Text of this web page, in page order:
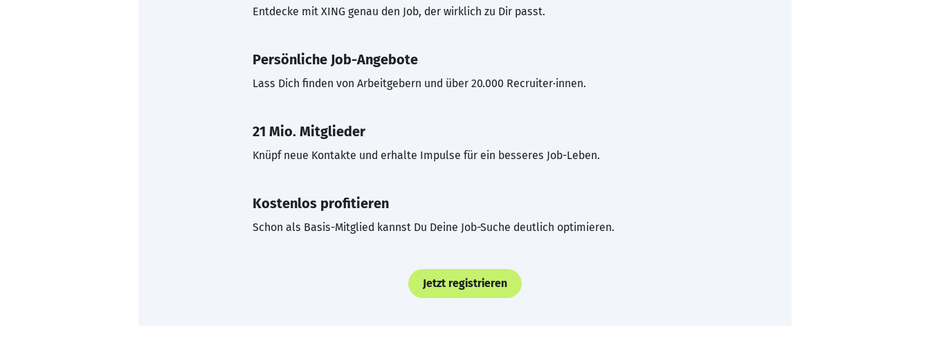
Entdecke mit XING genau den Job, der wirklich zu Dir passt.
Persönliche Job-Angebote
Lass Dich finden von Arbeitgebern und über 20.000 Recruiter·innen.
21 Mio. Mitglieder
Knüpf neue Kontakte und erhalte Impulse für ein besseres Job-Leben.
Kostenlos profitieren
Schon als Basis-Mitglied kannst Du Deine Job-Suche deutlich optimieren.
Jetzt registrieren